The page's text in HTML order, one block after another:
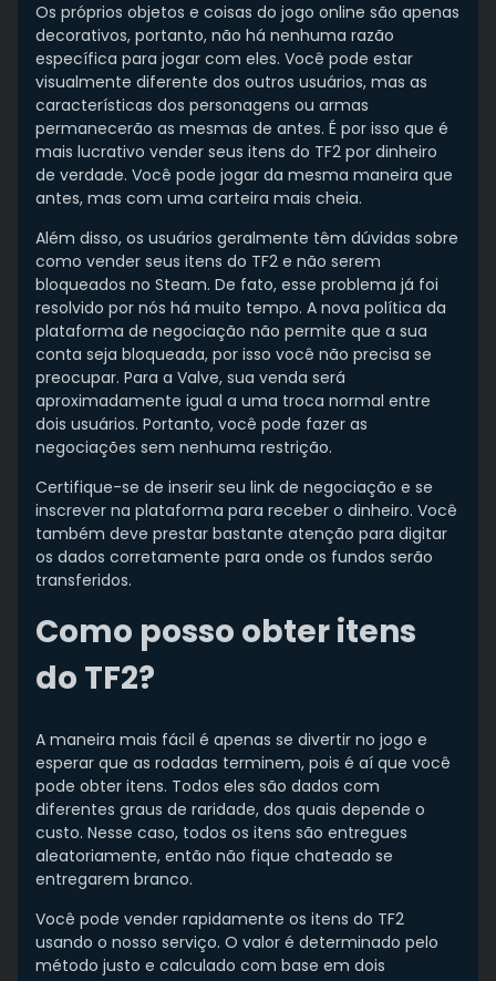
Os próprios objetos e coisas do jogo online são apenas
decorativos, portanto, não há nenhuma razão
específica para jogar com eles. Você pode estar
visualmente diferente dos outros usuários, mas as
características dos personagens ou armas
permanecerão as mesmas de antes. É por isso que é
mais lucrativo vender seus itens do TF2 por dinheiro
de verdade. Você pode jogar da mesma maneira que
antes, mas com uma carteira mais cheia.
Além disso, os usuários geralmente têm dúvidas sobre
como vender seus itens do TF2 e não serem
bloqueados no Steam. De fato, esse problema já foi
resolvido por nós há muito tempo. A nova política da
plataforma de negociação não permite que a sua
conta seja bloqueada, por isso você não precisa se
preocupar. Para a Valve, sua venda será
aproximadamente igual a uma troca normal entre
dois usuários. Portanto, você pode fazer as
negociações sem nenhuma restrição.
Certifique-se de inserir seu link de negociação e se
inscrever na plataforma para receber o dinheiro. Você
também deve prestar bastante atenção para digitar
os dados corretamente para onde os fundos serão
transferidos.
Como posso obter itens
do TF2?
A maneira mais fácil é apenas se divertir no jogo e
esperar que as rodadas terminem, pois é aí que você
pode obter itens. Todos eles são dados com
diferentes graus de raridade, dos quais depende o
custo. Nesse caso, todos os itens são entregues
aleatoriamente, então não fique chateado se
entregarem branco.
Você pode vender rapidamente os itens do TF2
usando o nosso serviço. O valor é determinado pelo
método justo e calculado com base em dois